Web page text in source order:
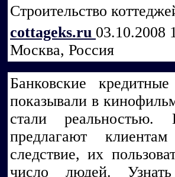
Строительство
cottageks.ru 03.10.2008
Москва, Россия
Банковские
показывали в
стали
предлагают
следствие, их
число людей.